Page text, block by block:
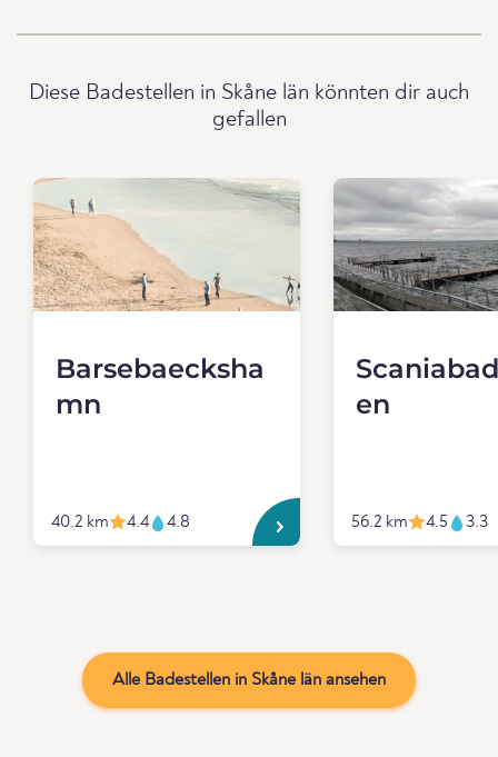
Diese Badestellen in Skåne län könnten dir auch
gefallen
Barsebaecksha
mn
40.2 km 4.4 4.8
en
56.2 km 4.5 3.3
Alle Badestellen in Skåne län ansehen